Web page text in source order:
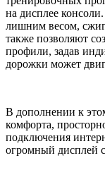
на дисплее
лишним весом,
также позволяют
профили, задав
дорожки может
В дополнении к
комфорта,
подключения
огромный дисплей